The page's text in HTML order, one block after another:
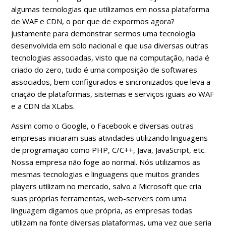
algumas tecnologias que utilizamos em nossa plataforma
de WAF e CDN, o por que de expormos agora?
justamente para demonstrar sermos uma tecnologia
desenvolvida em solo nacional e que usa diversas outras
tecnologias associadas, visto que na computação, nada é
criado do zero, tudo é uma composição de softwares
associados, bem configurados e sincronizados que leva a
criação de plataformas, sistemas e serviços iguais ao WAF
e a CDN da XLabs.
Assim como o Google, o Facebook e diversas outras
empresas iniciaram suas atividades utilizando linguagens
de programação como PHP, C/C++, Java, JavaScript, etc.
Nossa empresa não foge ao normal. Nós utilizamos as
mesmas tecnologias e linguagens que muitos grandes
players utilizam no mercado, salvo a Microsoft que cria
suas próprias ferramentas, web-servers com uma
linguagem digamos que própria, as empresas todas
utilizam na fonte diversas plataformas, uma vez que seria